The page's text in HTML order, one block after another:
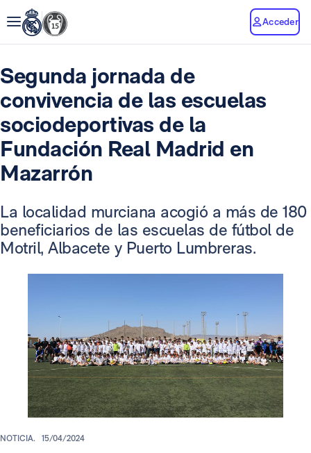
Acceder
Segunda jornada de
convivencia de las escuelas
sociodeportivas de la
Fundación Real Madrid en
Mazarrón
La localidad murciana acogió a más de 180
beneficiarios de las escuelas de fútbol de
Motril, Albacete y Puerto Lumbreras.
NOTICIA. 15/04/2024